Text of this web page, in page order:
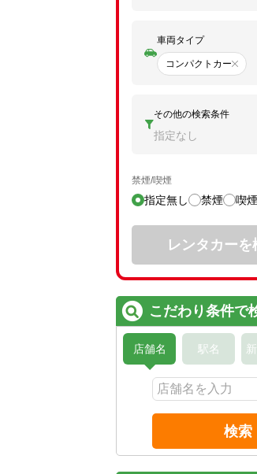
車両タイプ
コンパクトカー
その他の検索条件
指定なし
禁煙/喫煙
指定無し 禁煙 喫煙
レンタカーを
こだわり条件で
店舗名 駅名
検索